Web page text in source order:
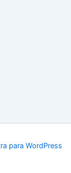
para WordPress